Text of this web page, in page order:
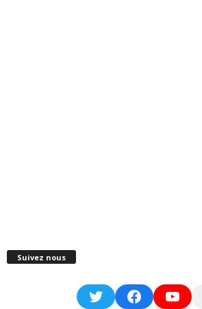
Suivez nous
TwitterFacebook